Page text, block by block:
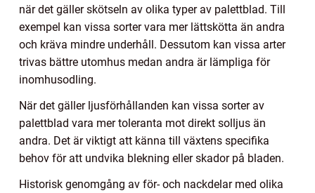
när det gäller skötseln av olika typer av palettblad. Till
exempel kan vissa sorter vara mer lättskötta än andra
och kräva mindre underhåll. Dessutom kan vissa arter
trivas bättre utomhus medan andra är lämpliga för
inomhusodling.
När det gäller ljusförhållanden kan vissa sorter av
palettblad vara mer toleranta mot direkt solljus än
andra. Det är viktigt att känna till växtens specifika
behov för att undvika blekning eller skador på bladen.
Historisk genomgång av för- och nackdelar med olika